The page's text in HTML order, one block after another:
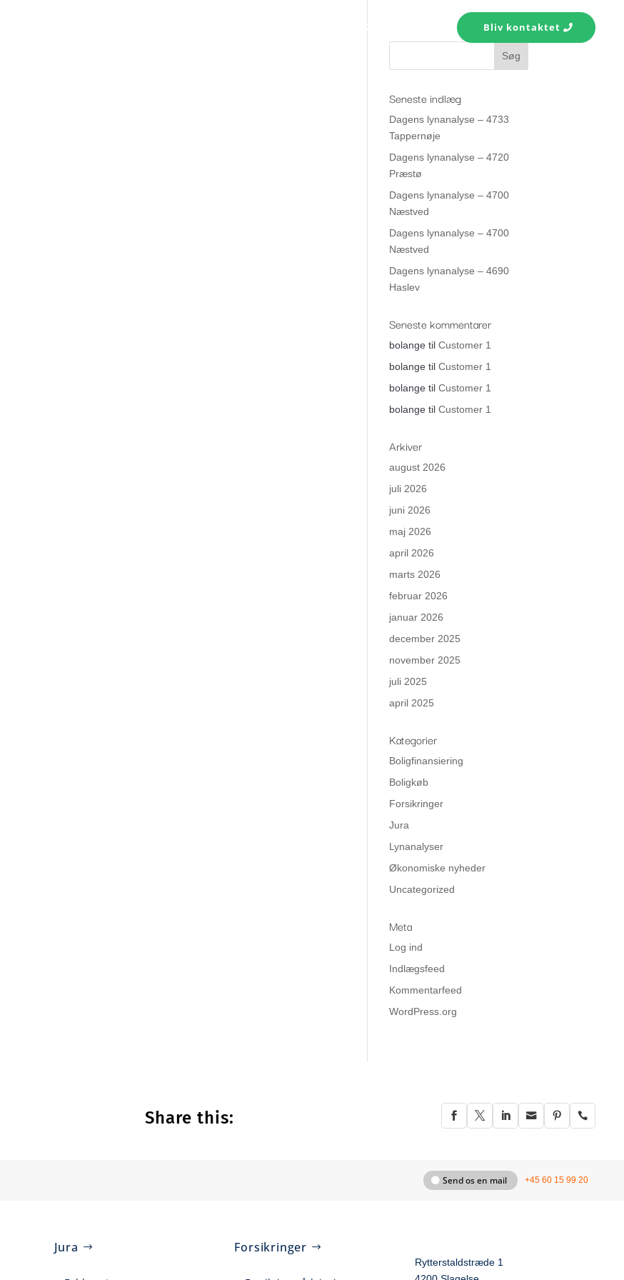
Kontakt Bliv kontaktet
Seneste indlæg
Dagens lynanalyse – 4733
Tappernøje
Dagens lynanalyse – 4720
Præstø
Dagens lynanalyse – 4700
Næstved
Dagens lynanalyse – 4700
Næstved
Dagens lynanalyse – 4690
Haslev
Seneste kommentarer
bolange tilCustomer 1
bolange tilCustomer 1
bolange tilCustomer 1
bolange tilCustomer 1
Arkiver
august 2026
juli 2026
juni 2026
maj 2026
april 2026
marts 2026
februar 2026
januar 2026
december 2025
november 2025
juli 2025
april 2025
Kategorier
Boligfinansiering
Boligkøb
Forsikringer
Jura
Lynanalyser
Økonomiske nyheder
Uncategorized
Meta
Log ind
Indlægsfeed
Kommentarfeed
WordPress.org
Share this:      
Send os en mail +45 60 15 99 20
Jura Forsikringer
Rytterstaldstræde 1